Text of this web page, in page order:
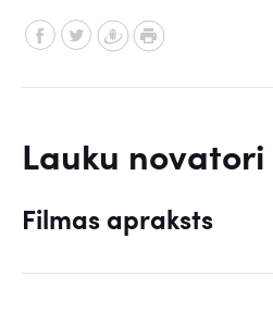
Lauku novatori
Filmas apraksts